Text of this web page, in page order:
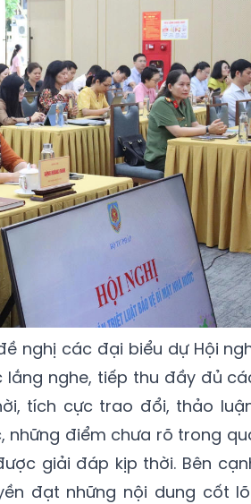
nghị các đại biểu dự Hội
lắng nghe, tiếp thu đầy đủ
tích cực trao đổi, thảo
những điểm chưa rõ trong
giải đáp kịp thời. Bên
đạt những nội dung cốt